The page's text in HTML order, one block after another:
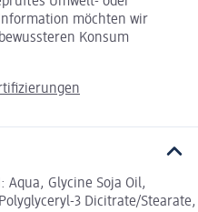
möchten wir
Konsum
Aqua, Glycine Soja Oil,
3 Dicitrate/Stearate,